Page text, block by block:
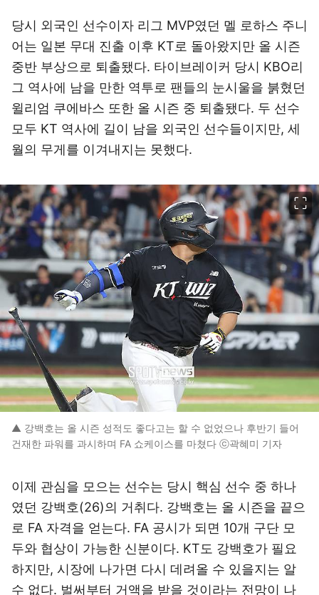
당시 외국인 선수이자 리그 MVP였던 멜 로하스 주니
어는 일본 무대 진출 이후 KT로 돌아왔지만 올 시즌
중반 부상으로 퇴출됐다. 타이브레이커 당시 KBO리
그 역사에 남을 만한 역투로 팬들의 눈시울을 붉혔던
윌리엄 쿠에바스 또한 올 시즌 중 퇴출됐다. 두 선수
모두 KT 역사에 길이 남을 외국인 선수들이지만, 세
월의 무게를 이겨내지는 못했다.
▲ 강백호는 올 시즌 성적도 좋다고는 할 수 없었으나 후반기 들어
건재한 파워를 과시하며 FA 쇼케이스를 마쳤다 ⓒ곽혜미 기자
이제 관심을 모으는 선수는 당시 핵심 선수 중 하나
였던 강백호(26)의 거취다. 강백호는 올 시즌을 끝으
로 FA 자격을 얻는다. FA 공시가 되면 10개 구단 모
두와 협상이 가능한 신분이다. KT도 강백호가 필요
하지만, 시장에 나가면 다시 데려올 수 있을지는 알
수 없다. 벌써부터 거액을 받을 것이라는 전망이 나